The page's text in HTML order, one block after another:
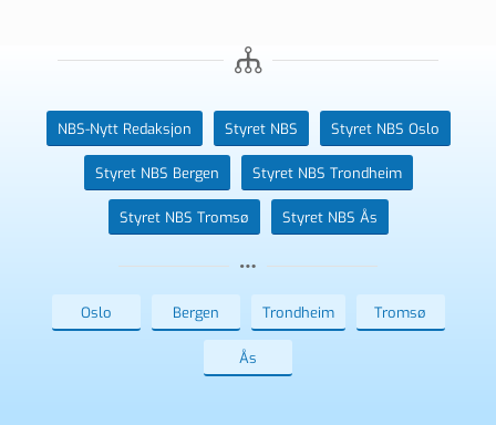
NBS-Nytt Redaksjon Styret NBS Styret NBS Oslo
Styret NBS Bergen Styret NBS Trondheim
Styret NBS Tromsø Styret NBS Ås
Oslo Bergen Trondheim Tromsø
Ås